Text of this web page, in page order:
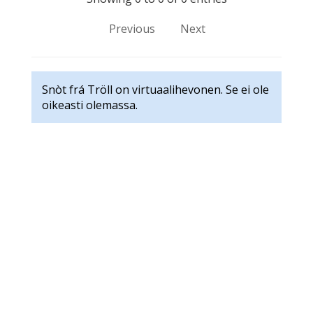
Previous
Next
Snòt frá Tröll on virtuaalihevonen. Se ei ole
oikeasti olemassa.